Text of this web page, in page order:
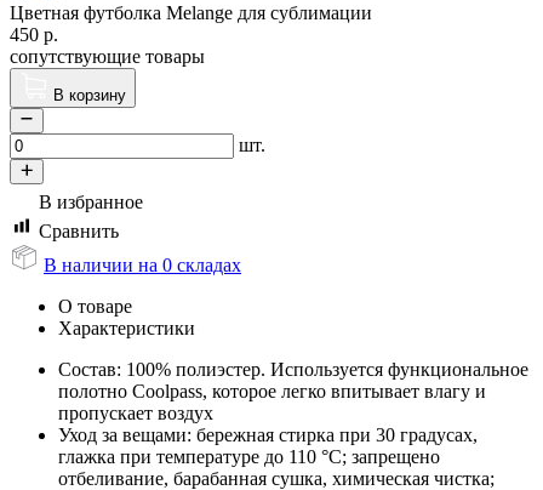
Цветная футболка Melange для сублимации
450 р.
сопутствующие товары
В корзину
шт.
В избранное
Сравнить
В наличии на 0 складах
О товаре
Характеристики
Состав: 100% полиэстер. Используется функциональное
полотно Coolpass, которое легко впитывает влагу и
пропускает воздух
Уход за вещами: бережная стирка при 30 градусах,
глажка при температуре до 110 °C; запрещено
отбеливание, барабанная сушка, химическая чистка;